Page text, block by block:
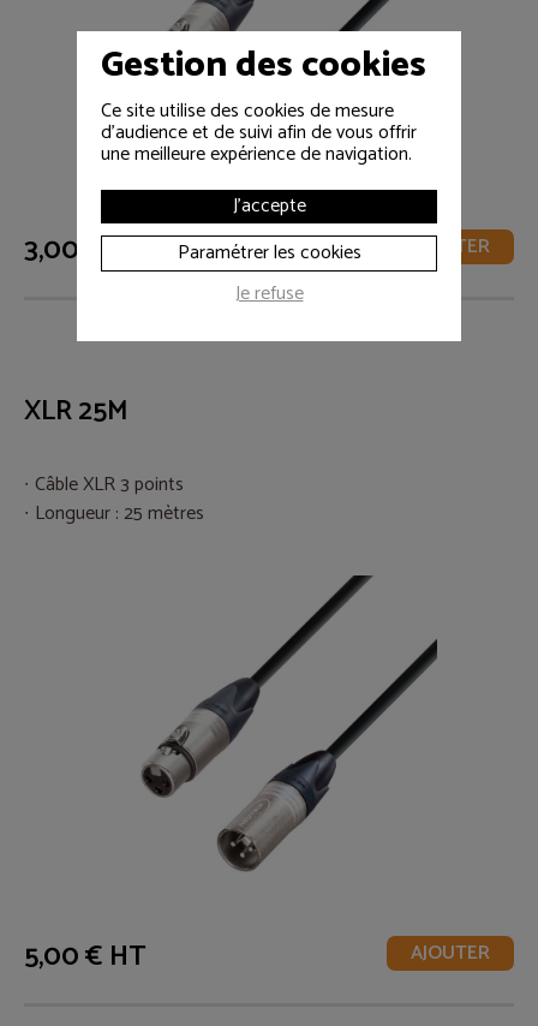
3,00 € HT AJOUTER
XLR 25M
Câble XLR 3 points
Longueur : 25 mètres
5,00 € HT AJOUTER
Gestion des cookies
Ce site utilise des cookies de mesure
d'audience et de suivi afin de vous offrir
une meilleure expérience de navigation.
J'accepte
Paramétrer les cookies
Je refuse